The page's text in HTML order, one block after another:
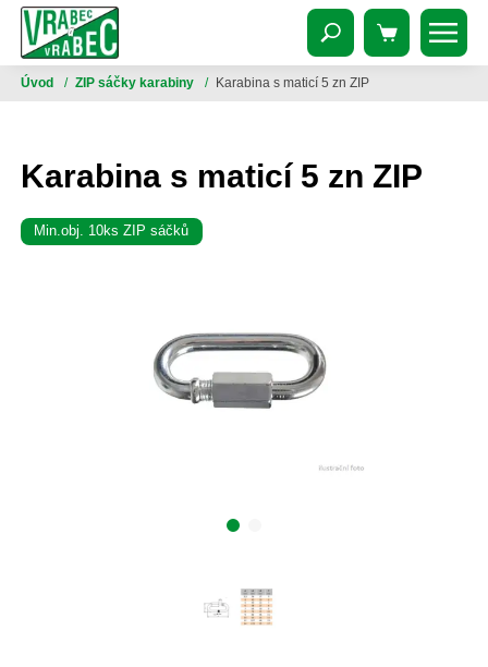
Úvod / ZIP sáčky karabiny / Karabina s maticí 5 zn ZIP
Karabina s maticí 5 zn ZIP
Min.obj. 10ks ZIP sáčků